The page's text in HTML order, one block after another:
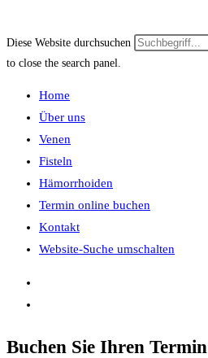
Diese Website durchsuchen
to close the search panel.
Home
Über uns
Venen
Fisteln
Hämorrhoiden
Termin online buchen
Kontakt
Website-Suche umschalten
Buchen Sie Ihren Termin